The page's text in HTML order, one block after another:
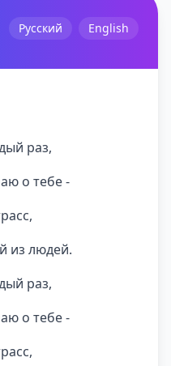
Русский English
раз,
о тебе -
из людей.
раз,
о тебе -